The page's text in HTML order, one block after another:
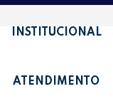
INSTITUCIONAL
QUEM SOMOS
ATENDIMENTO